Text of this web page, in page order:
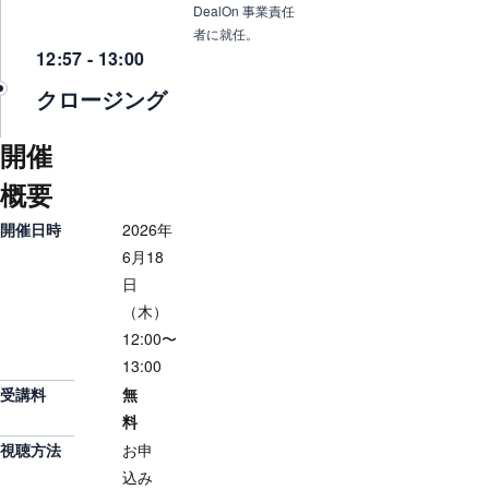
DealOn 事業責任
者に就任。
12:57 - 13:00
クロージング
開催
概要
開催日時
2026年
6月18
日
（木）
12:00〜
13:00
受講料
無
料
視聴方法
お申
込み